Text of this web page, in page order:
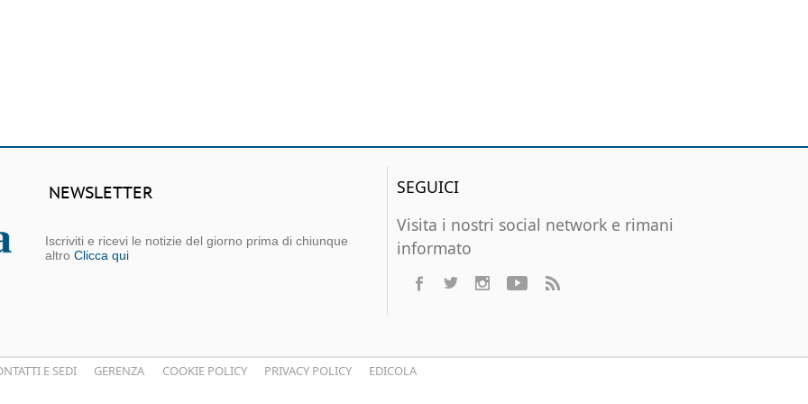
NEWSLETTER
Iscriviti e ricevi le notizie del giorno prima di chiunque
altro Clicca qui
SEGUICI
Visita i nostri social network e rimani
informato
E SEDI GERENZA COOKIE POLICY PRIVACY POLICY EDICOLA